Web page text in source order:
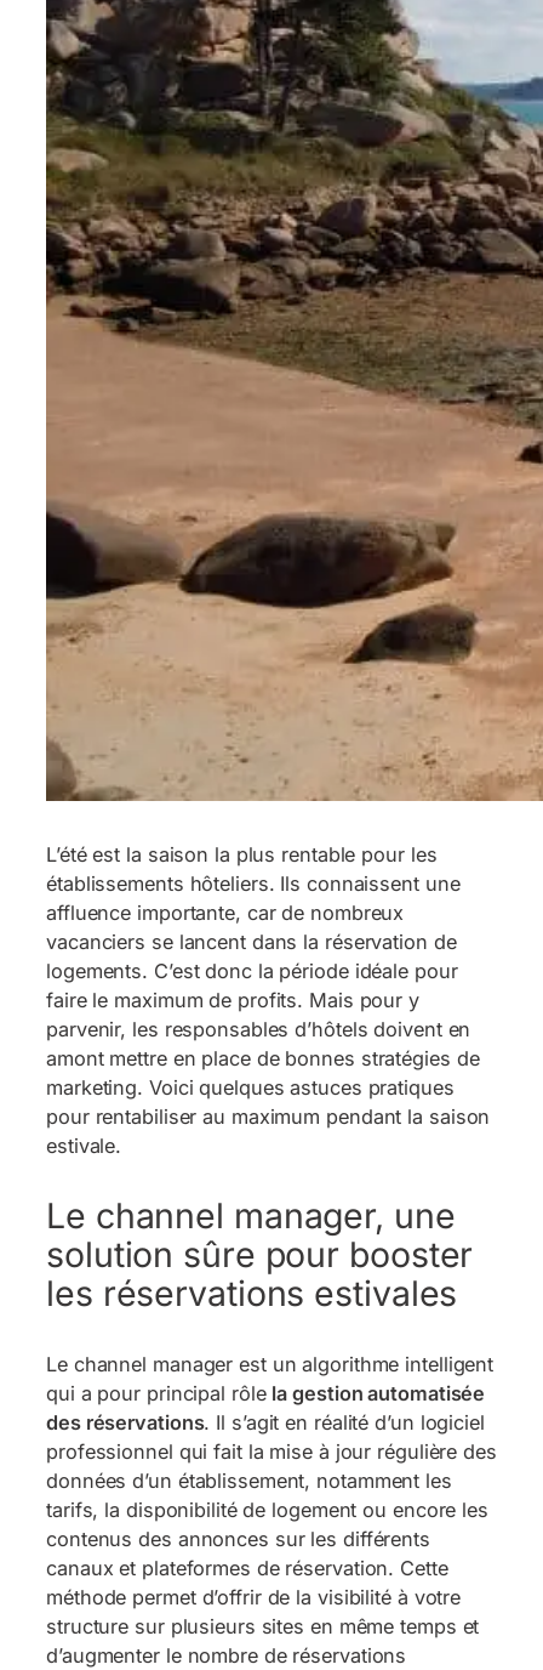
L’été est la saison la plus rentable pour les
établissements hôteliers. Ils connaissent une
affluence importante, car de nombreux
vacanciers se lancent dans la réservation de
logements. C’est donc la période idéale pour
faire le maximum de profits. Mais pour y
parvenir, les responsables d’hôtels doivent en
amont mettre en place de bonnes stratégies de
marketing. Voici quelques astuces pratiques
pour rentabiliser au maximum pendant la saison
estivale.
Le channel manager, une
solution sûre pour booster
les réservations estivales
Le channel manager est un algorithme intelligent
qui a pour principal rôle la gestion automatisée
des réservations. Il s’agit en réalité d’un logiciel
professionnel qui fait la mise à jour régulière des
données d’un établissement, notamment les
tarifs, la disponibilité de logement ou encore les
contenus des annonces sur les différents
canaux et plateformes de réservation. Cette
méthode permet d’offrir de la visibilité à votre
structure sur plusieurs sites en même temps et
d’augmenter le nombre de réservations